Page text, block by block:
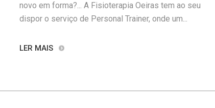
novo em forma?... A Fisioterapia Oeiras tem ao seu
dispor o serviço de Personal Trainer, onde um...
LER MAIS